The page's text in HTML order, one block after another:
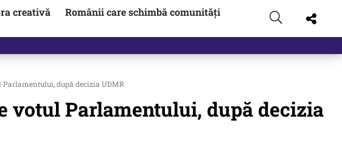
creativă
Românii care schimbă comunități
Parlamentului, după decizia UDMR
votul Parlamentului, după decizia